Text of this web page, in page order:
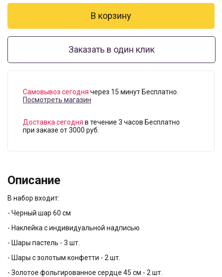
Заказать в один клик
Самовывоз сегодня через 15 минут Бесплатно.
Посмотреть магазин
Доставка сегодня в течение 3 часов Бесплатно
при заказе от 3000 руб.
Описание
В набор входит:
- Черный шар 60 см
- Наклейка с индивидуальной надписью
- Шары пастель - 3 шт.
- Шары с золотым конфетти - 2 шт.
- Золотое фольгированное сердце 45 см - 2 шт.